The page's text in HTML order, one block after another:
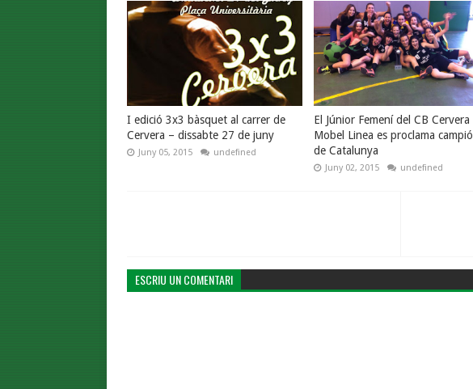
I edició 3x3 bàsquet al carrer de
Cervera – dissabte 27 de juny
Juny 05, 2015 undefined
El Júnior Femení del CB Cervera
Mobel Linea es proclama campió
de Catalunya
Juny 02, 2015 undefined
ESCRIU UN COMENTARI